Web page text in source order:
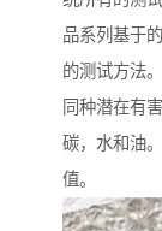
品系列基于
的测试方法
同种潜在有
碳，水和油
值。